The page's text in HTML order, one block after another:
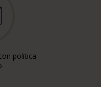
politica